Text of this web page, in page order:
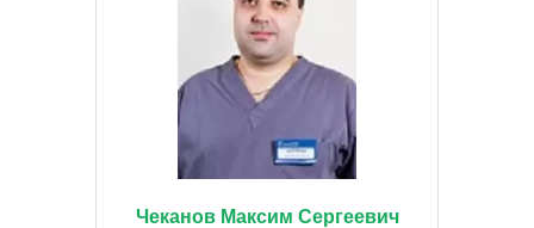
Чеканов Максим Сергеевич